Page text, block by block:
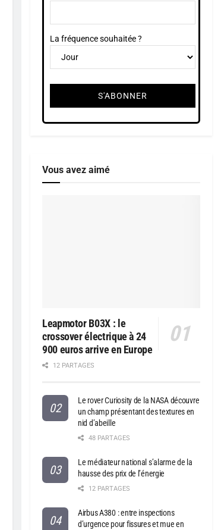
La fréquence souhaitée ?
Vous avez aimé
Leapmotor B03X : le
crossover électrique à 24
900 euros arrive en Europe
12 PARTAGES
Le rover Curiosity de la NASA découvre
un champ présentant des textures en
nid d’abeille
48 PARTAGES
Le médiateur national s’alarme de la
hausse des prix de l’énergie
12 PARTAGES
Airbus A380 : entre inspections
d’urgence pour fissures et mue en